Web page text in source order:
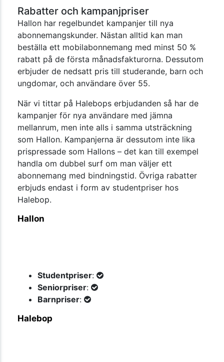
Rabatter och kampanjpriser
Hallon har regelbundet kampanjer till nya
abonnemangskunder. Nästan alltid kan man
beställa ett mobilabonnemang med minst 50 %
rabatt på de första månadsfakturorna. Dessutom
erbjuder de nedsatt pris till studerande, barn och
ungdomar, och användare över 55.
När vi tittar på Halebops erbjudanden så har de
kampanjer för nya användare med jämna
mellanrum, men inte alls i samma utsträckning
som Hallon. Kampanjerna är dessutom inte lika
prispressade som Hallons – det kan till exempel
handla om dubbel surf om man väljer ett
abonnemang med bindningstid. Övriga rabatter
erbjuds endast i form av studentpriser hos
Halebop.
Hallon
Studentpriser:
Seniorpriser:
Barnpriser:
Halebop